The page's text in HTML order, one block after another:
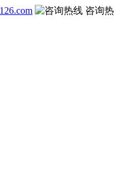
咨询热